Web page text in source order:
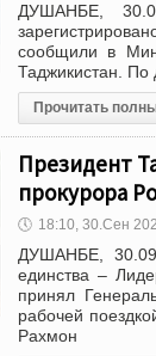
ДУШАНБЕ,
сообщили в
Таджикистан. По
Прочитать
Президент
прокурора
🕔 18:10, 30.Сен
ДУШАНБЕ,
единства –
принял
рабочей
Рахмон